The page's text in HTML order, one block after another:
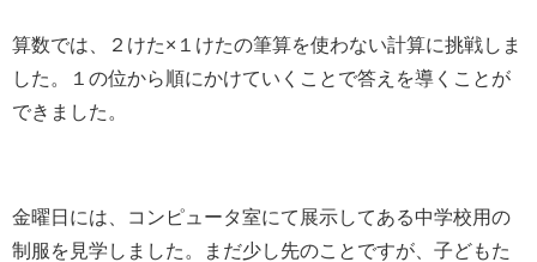
算数では、２けた×１けたの筆算を使わない計算に挑戦しま
した。１の位から順にかけていくことで答えを導くことが
できました。
金曜日には、コンピュータ室にて展示してある中学校用の
制服を見学しました。まだ少し先のことですが、子どもた